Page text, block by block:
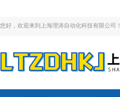
您好，欢迎来到上海理涛自动化科技有限公司！